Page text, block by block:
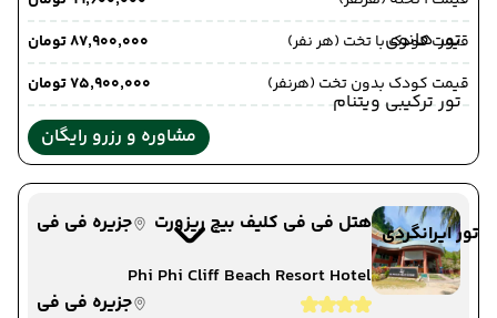
تور هانوی
تور ترکیبی ویتنام
تور ایرانگردی
قیمت کودک با تخت (هر نفر)
۸۷٬۹۰۰٬۰۰۰ تومان
قیمت کودک بدون تخت (هرنفر)
۷۵٬۹۰۰٬۰۰۰ تومان
مشاوره و رزرو رایگان
هتل فی فی کلیف بیچ ریزورت
جزیره فی فی
Phi Phi Cliff Beach Resort Hotel
جزیره فی فی